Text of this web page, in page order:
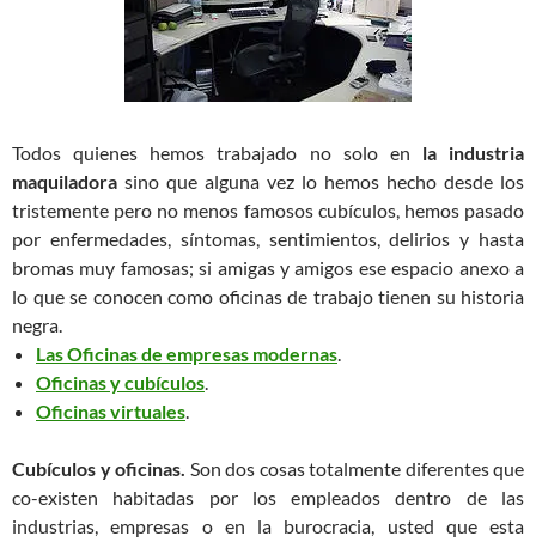
Todos quienes hemos trabajado no solo en la industria
maquiladora sino que alguna vez lo hemos hecho desde los
tristemente pero no menos famosos cubículos, hemos pasado
por enfermedades, síntomas, sentimientos, delirios y hasta
bromas muy famosas; si amigas y amigos ese espacio anexo a
lo que se conocen como oficinas de trabajo tienen su historia
negra.
Las Oficinas de empresas modernas.
Oficinas y cubículos.
Oficinas virtuales.
Cubículos y oficinas. Son dos cosas totalmente diferentes que
co-existen habitadas por los empleados dentro de las
industrias, empresas o en la burocracia, usted que esta